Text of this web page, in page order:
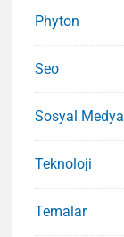
Phyton
Seo
Sosyal Medya
Teknoloji
Temalar